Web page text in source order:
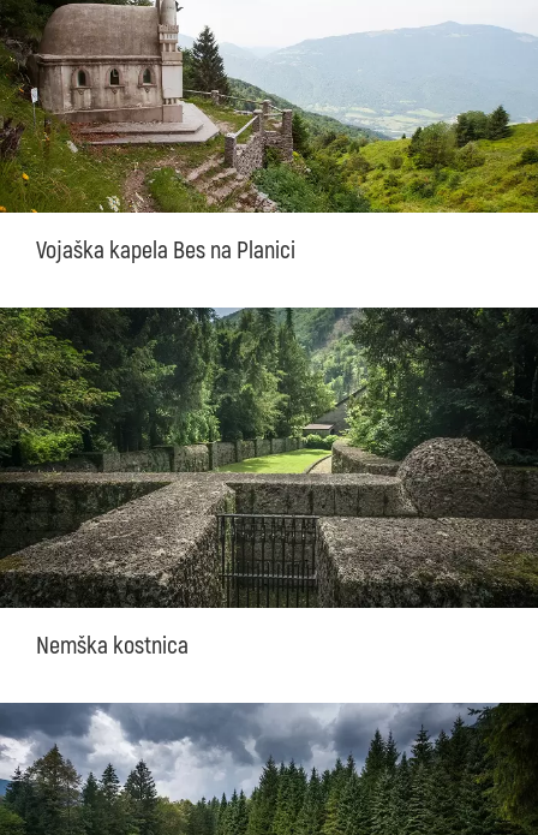
Vojaška kapela Bes na Planici
Nemška kostnica